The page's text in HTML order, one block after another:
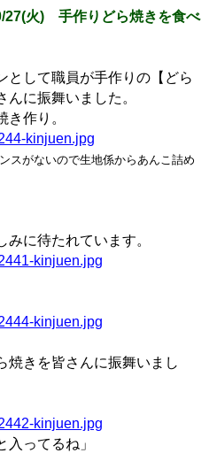
27(火) 手作りどら焼きを食べ
として職員が手作りの【どら
んに振舞いました。
き作り。
スがないので生地係からあんこ詰め
みに待たれています。
焼きを皆さんに振舞いまし
入ってるね」